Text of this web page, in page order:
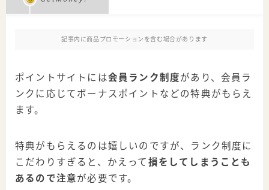
記事内に商品プロモーションを含む場合があります
ポイントサイトには会員ランク制度があり、会員ラ
ンクに応じてボーナスポイントなどの特典がもらえ
ます。
特典がもらえるのは嬉しいのですが、ランク制度に
こだわりすぎると、かえって 損をしてしまうことも
あるので注意が必要です。